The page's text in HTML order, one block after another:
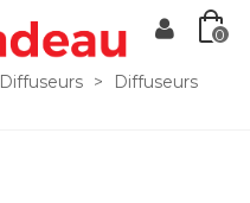
0
Diffuseurs >
Diffuseurs